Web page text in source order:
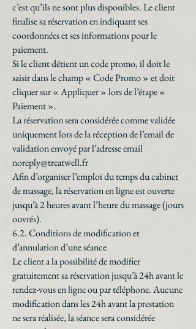
c’est qu’ils ne sont plus disponibles. Le client
finalise sa réservation en indiquant ses
coordonnées et ses informations pour le
paiement.
Si le client détient un code promo, il doit le
saisir dans le champ « Code Promo » et doit
cliquer sur « Appliquer » lors de l’étape «
Paiement ».
La réservation sera considérée comme validée
uniquement lors de la réception de l’email de
validation envoyé par l’adresse email
noreply@treatwell.fr
Afin d’organiser l’emploi du temps du cabinet
de massage, la réservation en ligne est ouverte
jusqu’à 2 heures avant l’heure du massage (jours
ouvrés).
6.2. Conditions de modification et
d’annulation d’une séance
Le client a la possibilité de modifier
gratuitement sa réservation jusqu’à 24h avant le
rendez-vous en ligne ou par téléphone. Aucune
modification dans les 24h avant la prestation
ne sera réalisée, la séance sera considérée